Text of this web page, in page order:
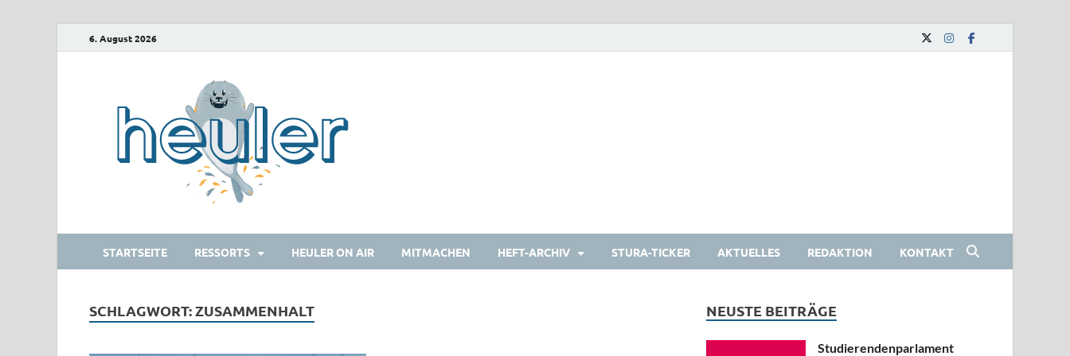
6. August 2026
STARTSEITE RESSORTS HEULER ON AIR MITMACHEN HEFT-ARCHIV STURA-TICKER AKTUELLES REDAKTION KONTAKT
SCHLAGWORT:ZUSAMMENHALT NEUSTE BEITRÄGE
Studierendenparlament